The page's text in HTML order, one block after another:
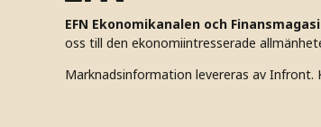
EFN Ekonomikanalen och
oss till den ekonomiintresserade
Marknadsinformation levereras av Infront.